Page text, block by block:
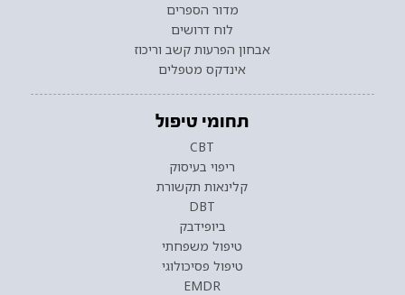
מדור הספרים
לוח דרושים
אבחון הפרעות קשב וריכוז
אינדקס מטפלים
תחומי טיפול
CBT
ריפוי בעיסוק
קלינאות תקשורת
DBT
ביופידבק
טיפול משפחתי
טיפול פסיכולוגי
EMDR